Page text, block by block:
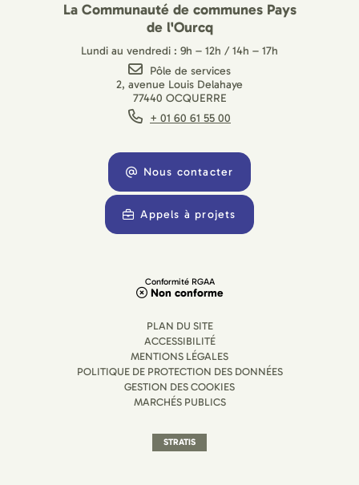
La Communauté de communes Pays
de l'Ourcq
Lundi au vendredi : 9h – 12h / 14h – 17h
Pôle de services
2, avenue Louis Delahaye
77440 OCQUERRE
+ 01 60 61 55 00
Nous contacter
Appels à projets
Conformité RGAA
Non conforme
PLAN DU SITE
ACCESSIBILITÉ
MENTIONS LÉGALES
POLITIQUE DE PROTECTION DES DONNÉES
GESTION DES COOKIES
MARCHÉS PUBLICS
STRATIS